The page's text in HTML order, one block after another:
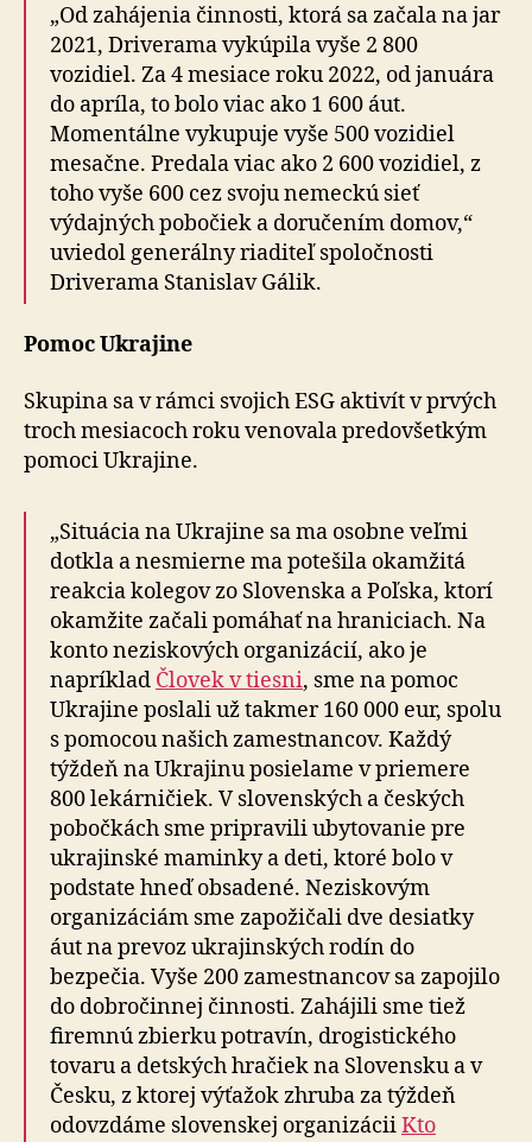
„Od zahájenia činnosti, ktorá sa začala na jar
2021, Driverama vykúpila vyše 2 800
vozidiel. Za 4 mesiace roku 2022, od januára
do apríla, to bolo viac ako 1 600 áut.
Momentálne vykupuje vyše 500 vozidiel
mesačne. Predala viac ako 2 600 vozidiel, z
toho vyše 600 cez svoju nemeckú sieť
výdajných pobočiek a doručením domov,“
uviedol generálny riaditeľ spoločnosti
Driverama Stanislav Gálik.
Pomoc Ukrajine
Skupina sa v rámci svojich ESG aktivít v prvých
troch mesiacoch roku venovala predovšetkým
pomoci Ukrajine.
„Situácia na Ukrajine sa ma osobne veľmi
dotkla a nesmierne ma potešila okamžitá
reakcia kolegov zo Slovenska a Poľska, ktorí
okamžite začali pomáhať na hraniciach. Na
konto neziskových organizácií, ako je
napríklad Človek v tiesni, sme na pomoc
Ukrajine poslali už takmer 160 000 eur, spolu
s pomocou našich zamestnancov. Každý
týždeň na Ukrajinu posielame v priemere
800 lekárničiek. V slovenských a českých
pobočkách sme pripravili ubytovanie pre
ukrajinské maminky a deti, ktoré bolo v
podstate hneď obsadené. Neziskovým
organizáciám sme zapožičali dve desiatky
áut na prevoz ukrajinských rodín do
bezpečia. Vyše 200 zamestnancov sa zapojilo
do dobročinnej činnosti. Zahájili sme tiež
firemnú zbierku potravín, drogistického
tovaru a detských hračiek na Slovensku a v
Česku, z ktorej výťažok zhruba za týždeň
odovzdáme slovenskej organizáciiKto